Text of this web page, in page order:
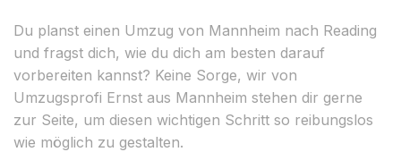
Du planst einen Umzug von Mannheim nach Reading
und fragst dich, wie du dich am besten darauf
vorbereiten kannst? Keine Sorge, wir von
Umzugsprofi Ernst aus Mannheim stehen dir gerne
zur Seite, um diesen wichtigen Schritt so reibungslos
wie möglich zu gestalten.